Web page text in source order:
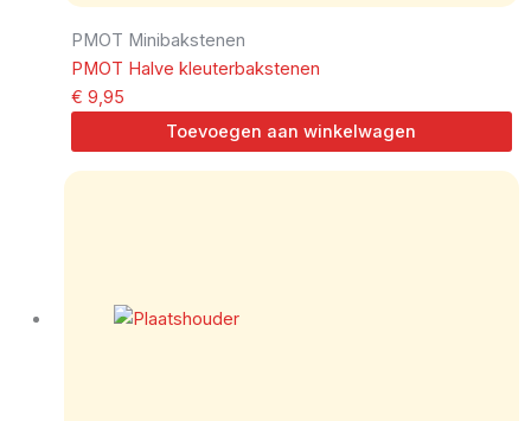
PMOT Minibakstenen
PMOT Halve kleuterbakstenen
€ 9,95
Toevoegen aan winkelwagen